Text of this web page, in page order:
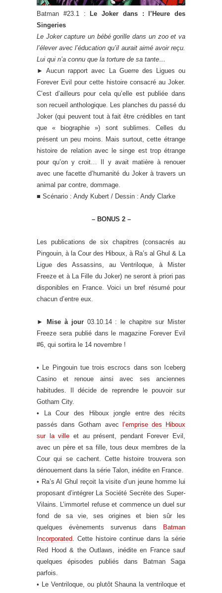
Batman #23.1 :
Le Joker dans : l’Heure des
Singeries
Le Joker capture un bébé gorille dans un zoo et va
l’élever avec l’éducation qu’il aurait aimé avoir reçu.
Lui qui n’a connu que la torture de sa tante…
► Aucun rapport avec La Guerre des Ligues ou
Forever Evil pour cette histoire consacré au Joker.
C’est d’ailleurs pour cela qu’elle est publiée dans
son recueil anthologique. Les planches du passé du
Joker (qui peuvent tout à fait être crédibles en tant
que « biographie ») sont sublimes. Celles du
présent un peu moins. Mais surtout, cette étrange
histoire de relation avec le singe est trop étrange
pour qu’on y croit… Il y avait matière à renouer
avec une facette d’humanité du Joker à travers un
animal par contre, dommage.
■ Scénario : Andy Kubert / Dessin : Andy Clarke
– BONUS 2 –
Les publications de six chapitres (consacrés au
Pingouin, à la Cour des Hiboux, à Ra’s al Ghul & La
Ligue des Assassins, au Ventriloque, à Mister
Freeze et à La Fille du Joker) ne seront à priori pas
disponibles en France. Voici un bref résumé pour
chacun d’entre eux.
► Mise à jour03.10.14 : le chapitre sur Mister
Freeze sera publié dans le magazine Forever Evil
#6, qui sortira le 14 novembre !
• Le Pingouin tue trois escrocs dans son Iceberg
Casino et renoue ainsi avec ses anciennes
habitudes. Il décide de reprendre le pouvoir sur
Gotham City.
• La Cour des Hiboux jongle entre des récits
passés dans Gotham avec
l’emprise des Hiboux
sur la ville et au présent, pendant Forever Evil,
avec un père et sa fille, tous deux membres de la
Cour qui se cachent. Cette histoire trouvera son
dénouement dans la série Talon, inédite en France.
• Ra’s Al Ghul reçoit la visite d’un jeune homme lui
proposant d’intégrer La Société Secrète des Super-
Vilains. L’immortel refuse et commence un duel sur
fond de sa vie, ses origines et bien sûr les
quelques évènements survenus dans
Batman
Incorporated . Cette histoire continue dans la série
Red Hood & the Outlaws, inédite en France sauf
quelques épisodes publiés dans Batman Saga
parfois.
• Le Ventriloque, ou plutôt Shauna la ventriloque et